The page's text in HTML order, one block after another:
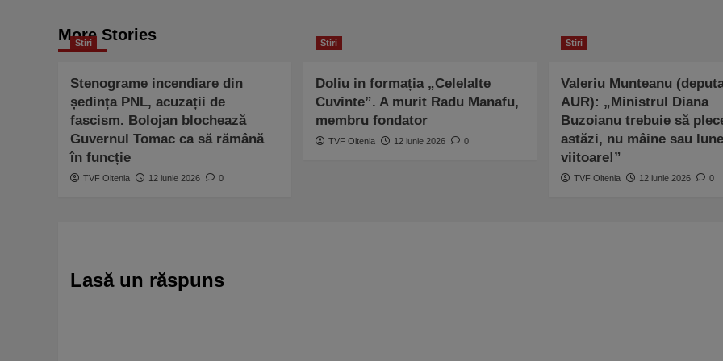
More Stories
Stiri
Stenograme incendiare din
ședința PNL, acuzații de
fascism. Bolojan blochează
Guvernul Tomac ca să rămână
în funcție
TVF Oltenia 12 iunie 2026 0
Stiri
Doliu in formația „Celelalte
Cuvinte”. A murit Radu Manafu,
membru fondator
TVF Oltenia 12 iunie 2026 0
Stiri
Valeriu Munteanu
AUR): „Ministrul Diana
Buzoianu trebuie să
astăzi, nu mâine sau
viitoare!”
TVF Oltenia 12 iunie 2026 0
Lasă un răspuns